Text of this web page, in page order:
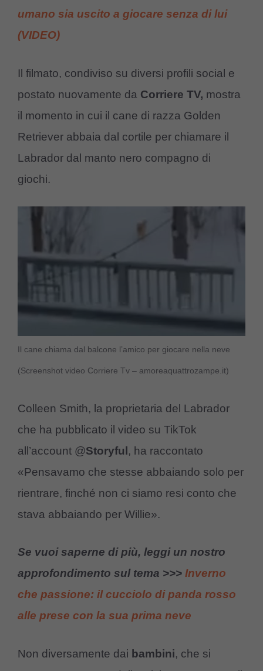
umano sia uscito a giocare senza di lui
(VIDEO)
Il filmato, condiviso su diversi profili social e
postato nuovamente da Corriere TV, mostra
il momento in cui il cane di razza Golden
Retriever abbaia dal cortile per chiamare il
Labrador dal manto nero compagno di
giochi.
Il cane chiama dal balcone l’amico per giocare nella neve
(Screenshot video Corriere Tv – amoreaquattrozampe.it)
Colleen Smith, la proprietaria del Labrador
che ha pubblicato il video su TikTok
all’account @Storyful , ha raccontato
«Pensavamo che stesse abbaiando solo per
rientrare, finché non ci siamo resi conto che
stava abbaiando per Willie».
Se vuoi saperne di più, leggi un nostro
approfondimento sul tema >>> Inverno
che passione: il cucciolo di panda rosso
alle prese con la sua prima neve
Non diversamente dai bambini, che si